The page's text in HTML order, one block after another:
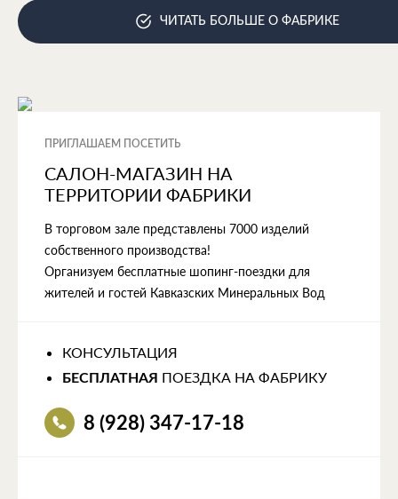
ЧИТАТЬ БОЛЬШЕ О ФАБРИКЕ
ПРИГЛАШАЕМ ПОСЕТИТЬ
САЛОН-МАГАЗИН НА
ТЕРРИТОРИИ ФАБРИКИ
В торговом зале представлены 7000 изделий
собственного производства!
Организуем бесплатные шопинг-поездки для
жителей и гостей Кавказских Минеральных Вод
КОНСУЛЬТАЦИЯ
БЕСПЛАТНАЯ ПОЕЗДКА НА ФАБРИКУ
8 (928) 347-17-18